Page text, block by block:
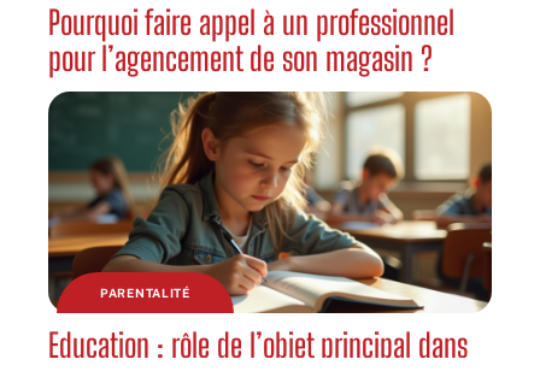
Pourquoi faire appel à un professionnel
pour l’agencement de son magasin ?
PARENTALITÉ
Education : rôle de l’objet principal dans